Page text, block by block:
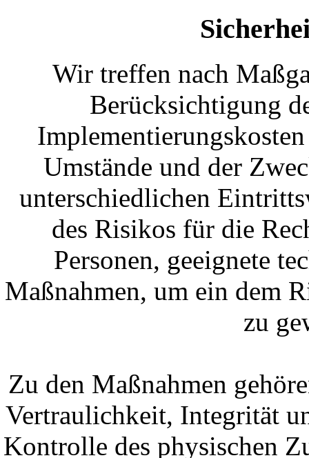
Wir treffen nach
Berücksichtigung
Umstände und der
unterschiedlichen
des Risikos für die
Personen, geeignete
Maßnahmen, um ein dem
zu
Zu den Maßnahmen
Vertraulichkeit, Integrität
Kontrolle des physischen